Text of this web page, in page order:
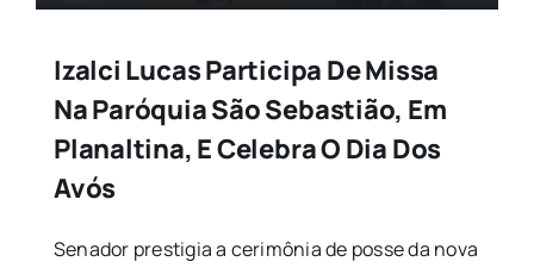
Izalci Lucas Participa De Missa
Na Paróquia São Sebastião, Em
Planaltina, E Celebra O Dia Dos
Avós
Senador prestigia a cerimônia de posse da nova